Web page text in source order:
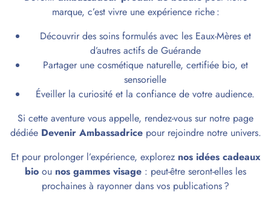
marque, c’est vivre une expérience riche :
Découvrir des soins formulés avec les Eaux-Mères et
d’autres actifs de Guérande
Partager une cosmétique naturelle, certifiée bio, et
sensorielle
Éveiller la curiosité et la confiance de votre audience.
Si cette aventure vous appelle, rendez-vous sur notre page
dédiée Devenir Ambassadricepour rejoindre notre univers.
Et pour prolonger l’expérience, explorez nos idées cadeaux
bio ou nos gammes visage : peut-être seront-elles les
prochaines à rayonner dans vos publications ?